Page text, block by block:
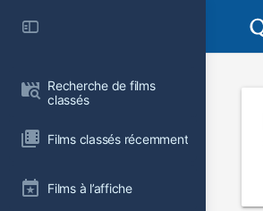
Recherche de films
classés
Films classés récemment
Films à l’affiche